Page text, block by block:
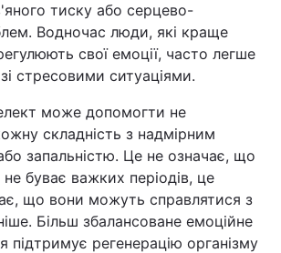
тиску або серцево-
Водночас люди, які краще
свої емоції, часто легше
стресовими ситуаціями.
може допомогти не
складність з надмірним
запальністю. Це не означає, що
буває важких періодів, це
що вони можуть справлятися з
Більш збалансоване емоційне
підтримує регенерацію організму